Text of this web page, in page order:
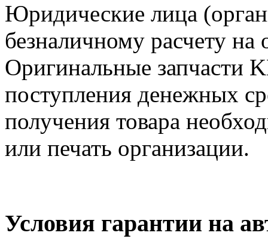
Юридические лица
безналичному расчету на
Оригинальные запчасти
поступления денежных
получения товара
или печать организации.
Условия гарантии на